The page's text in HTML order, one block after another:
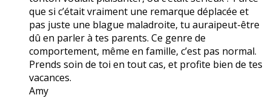
que si c’était vraiment une remarque déplacée et
pas juste une blague maladroite, tu auraipeut-être
dû en parler à tes parents. Ce genre de
comportement, même en famille, c’est pas normal.
Prends soin de toi en tout cas, et profite bien de tes
vacances.
Amy